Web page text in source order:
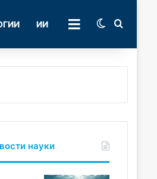
ИИ РУБРИКИSwitch skin
науки